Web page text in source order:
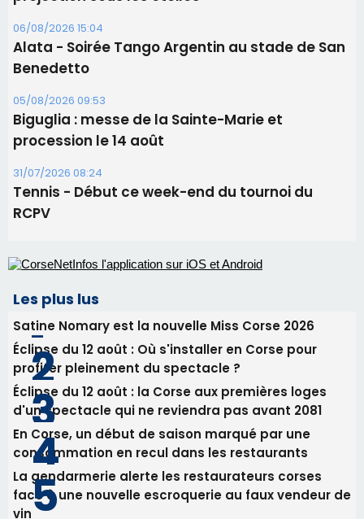
31/07/2026 08:24
Tennis - Début ce week-end du tournoi du
RCPV
Les plus lus
Satine Nomary est la nouvelle Miss Corse 2026
Éclipse du 12 août : Où s'installer en Corse pour
profiter pleinement du spectacle ?
d'un spectacle qui ne reviendra pas avant 2081
consommation en recul dans les restaurants
La gendarmerie alerte les restaurateurs corses
face à une nouvelle escroquerie au faux vendeur de
vin
Newsletter
Inscrivez-vous à la newsletter de CNI et recevez par
email les infos les plus importantes et une sélection de
nos meilleurs articles